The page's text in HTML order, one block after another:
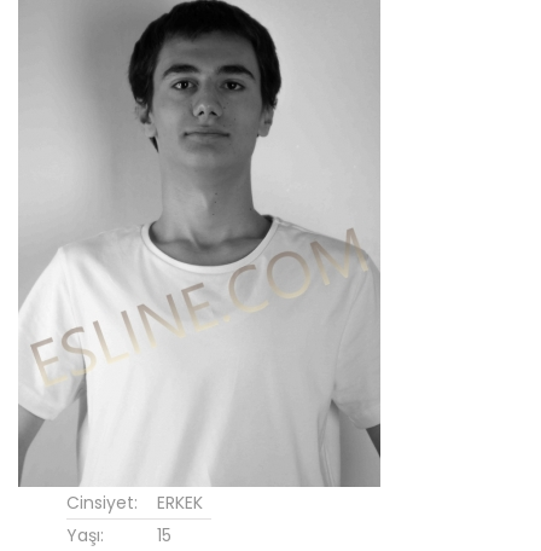
Cinsiyet:
ERKEK
Yaşı:
15